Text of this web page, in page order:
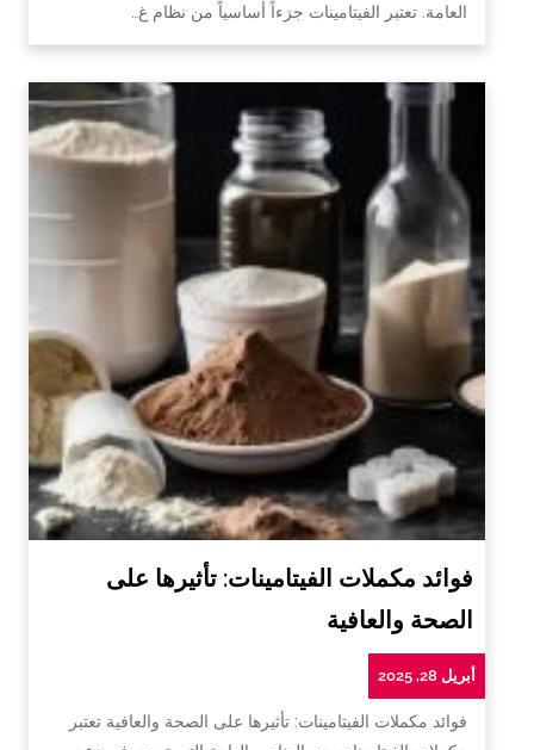
العامة. تعتبر الفيتامينات جزءاً أساسياً من نظام غ…
فوائد مكملات الفيتامينات: تأثيرها على
الصحة والعافية
أبريل 28, 2025
فوائد مكملات الفيتامينات: تأثيرها على الصحة والعافية تعتبر